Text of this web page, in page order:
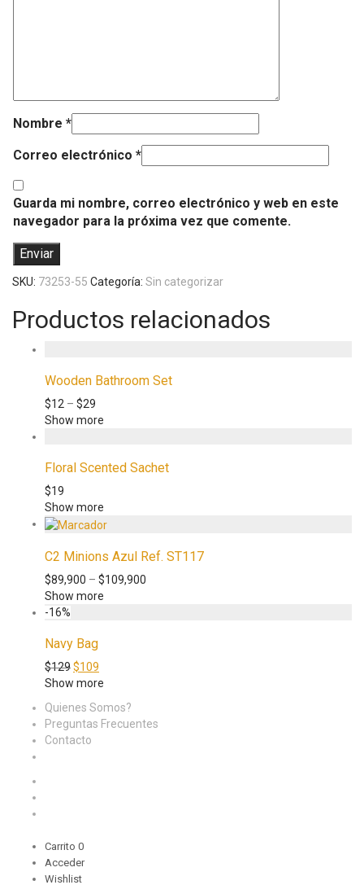
Nombre *
Correo electrónico *
Guarda mi nombre, correo electrónico y web en este
navegador para la próxima vez que comente.
SKU: 73253-55 Categoría: Sin categorizar
Productos relacionados
Wooden Bathroom Set
$12 – $29
Show more
Floral Scented Sachet
$19
Show more
C2 Minions Azul Ref. ST117
$89,900 – $109,900
Show more
-16%
Navy Bag
$129$109
Show more
Quienes Somos?
Preguntas Frecuentes
Contacto
Carrito 0
Acceder
Wishlist